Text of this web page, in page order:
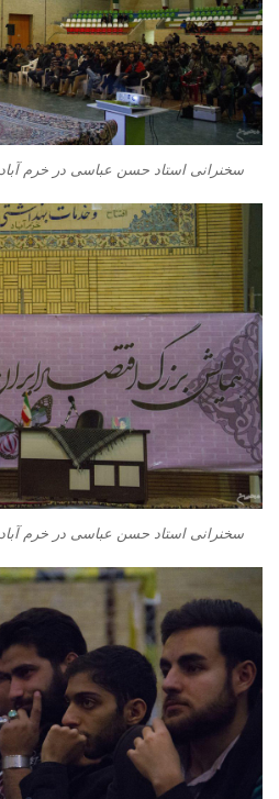
سخنرانی استاد حسن عباسی در خرم
سخنرانی استاد حسن عباسی در خرم